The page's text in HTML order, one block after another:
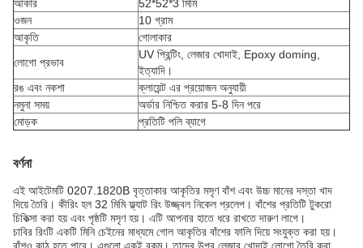
আকার
52*52*3 মিমি
ওজন
10 গ্রাম
আকৃতি
গোলাকার
লোগো প্রভাব
UV প্রিন্টিং, লেজার খোদাই, Epoxy doming,
ইত্যাদি।
রঙ এবং নকশা
ক্লায়েন্ট এর প্রয়োজন অনুযায়ী
নমুনা সময়
অর্ডার নিশ্চিত করার 5-8 দিন পরে
মোড়ক
প্রতিটি পলি ব্যাগে
বর্ণনা
এই আইটেমটি 0207.1820B বৃত্তাকার আকৃতির মসৃণ বাঁশ এবং উচ্চ মানের দস্তা খাদ
দিয়ে তৈরি। কীরিং হল 32 মিমি ফ্ল্যাট রিং উজ্জ্বল নিকেল প্রলেপ। বাঁশের প্রতিটি টুকরো
চিকিত্সা করা হয় এবং পৃষ্ঠটি মসৃণ হয়। এটি আপনার হাতে ধরে রাখতে দারুণ লাগে।
চাবির রিংটি একটি মিনি চেইনের মাধ্যমে গোল আকৃতির বাঁশের ফালি দিয়ে সংযুক্ত করা হয়।